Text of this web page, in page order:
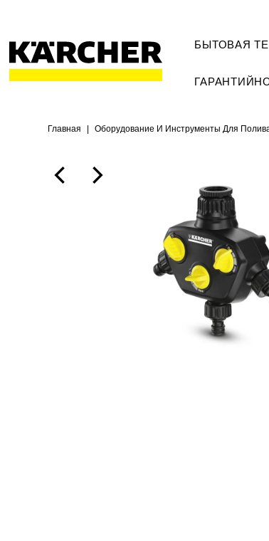
БЫТОВАЯ
Главная | Оборудование И Инструменты Для